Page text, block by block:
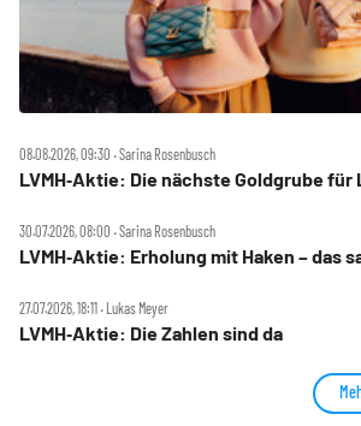
08.08.2026, 09:30 ‧ Sarina Rosenbusch
LVMH‑Aktie: Die nächste Goldgrube für
30.07.2026, 08:00 ‧ Sarina Rosenbusch
LVMH‑Aktie: Erholung mit Haken – das
27.07.2026, 18:11 ‧ Lukas Meyer
LVMH‑Aktie: Die Zahlen sind da